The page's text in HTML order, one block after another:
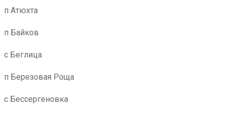
п Атюхта
п Байков
с Беглица
п Березовая Роща
с Бессергеновка